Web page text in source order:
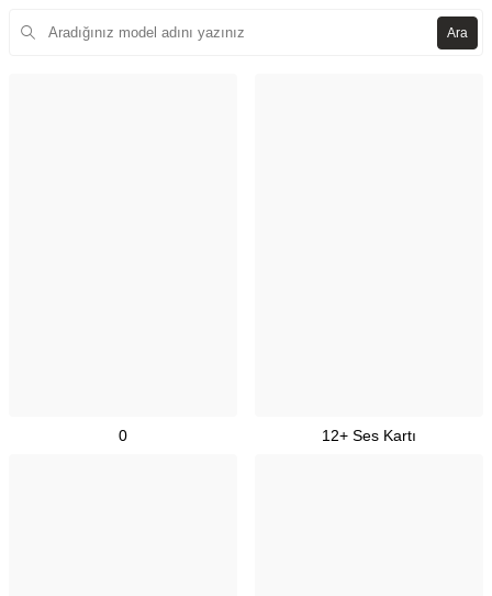
Ara
0 12+ Ses Kartı